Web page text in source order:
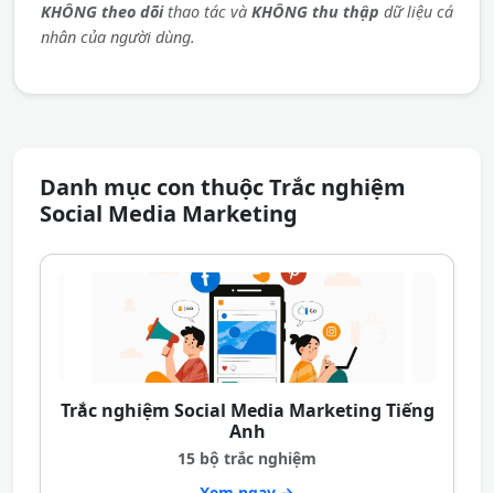
KHÔNG theo dõithao tác và KHÔNG thu thập dữ liệu cá
nhân của người dùng.
Danh mục con thuộc Trắc nghiệm
Social Media Marketing
Trắc nghiệm Social Media Marketing Tiếng
Anh
15 bộ trắc nghiệm